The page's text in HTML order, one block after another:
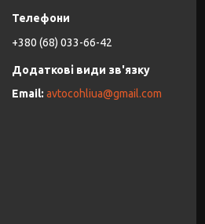
+380 (68) 033-66-42
avtocohliua@gmail.com